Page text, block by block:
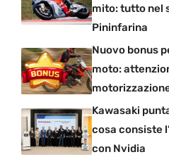
mito: tutto nel
Pininfarina
Nuovo bonus
moto:
Kawasaki
cosa consiste
con Nvidia